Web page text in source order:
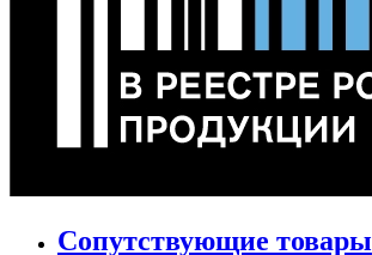
Сопутствующие товары